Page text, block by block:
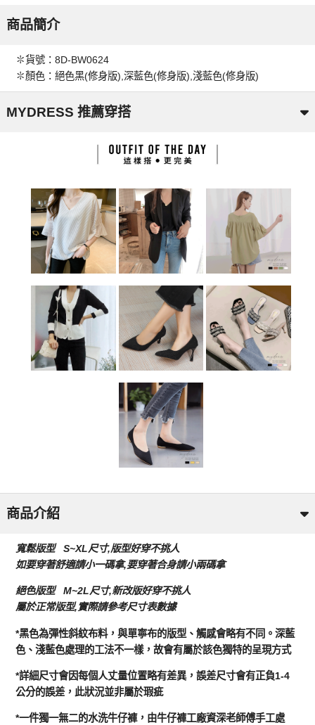
商品簡介
✽貨號：8D-BW0624
✽顏色：絕色黑(修身版),深藍色(修身版),淺藍色(修身版)
MYDRESS 推薦穿搭
商品介紹
寬鬆版型 S~XL尺寸,版型好穿不挑人
如要穿著舒適請小一碼拿,要穿著合身請小兩碼拿
絕色版型 M~2L尺寸,新改版好穿不挑人
屬於正常版型,實際請參考尺寸表數據
*黑色為彈性斜紋布料，與單寧布的版型、觸感會略有不同。深藍
色、淺藍色處理的工法不一樣，故會有屬於該色獨特的呈現方式
*詳細尺寸會因每個人丈量位置略有差異，誤差尺寸會有正負1-4
公分的誤差，此狀況並非屬於瑕疵
*一件獨一無二的水洗牛仔褲，由牛仔褲工廠資深老師傅手工處